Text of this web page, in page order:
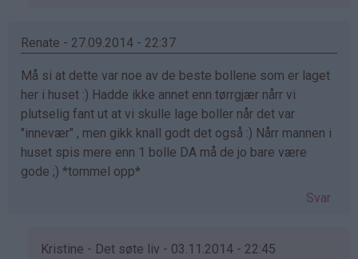
Geir
(ikke
bekreftet)
Renate - 27.09.2014 - 22:37
Må si at dette var noe av de beste bollene som er laget
her i huset :) Hadde ikke annet enn tørrgjær nårr vi
plutselig fant ut at vi skulle lage boller når det var
"innevær" , men gikk knall godt det også :) Nårr mannen i
huset spis mere enn 1 bolle DA må de jo bare være
gode ;) *tommel opp*
Svar
Kristine - Det søte liv - 03.11.2014 - 22:45